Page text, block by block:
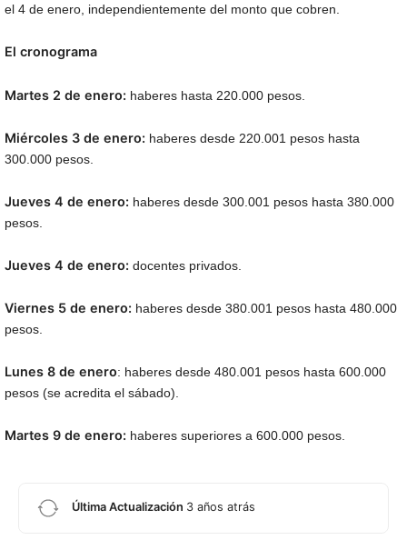
el 4 de enero, independientemente del monto que cobren.
El cronograma
Martes 2 de enero: haberes hasta 220.000 pesos.
Miércoles 3 de enero: haberes desde 220.001 pesos hasta
300.000 pesos.
Jueves 4 de enero: haberes desde 300.001 pesos hasta 380.000
pesos.
Jueves 4 de enero: docentes privados.
Viernes 5 de enero: haberes desde 380.001 pesos hasta 480.000
pesos.
Lunes 8 de enero: haberes desde 480.001 pesos hasta 600.000
pesos (se acredita el sábado).
Martes 9 de enero: haberes superiores a 600.000 pesos.
Última Actualización 3 años atrás